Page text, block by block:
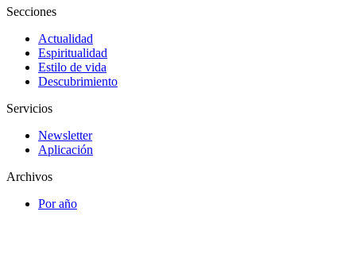
Secciones
Actualidad
Espiritualidad
Estilo de vida
Descubrimiento
Servicios
Newsletter
Aplicación
Archivos
Por año